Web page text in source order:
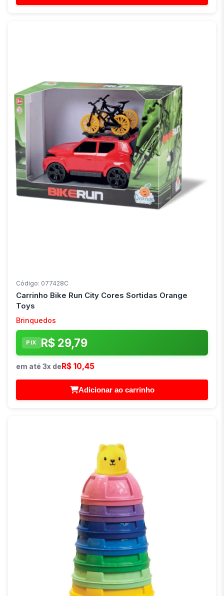
Código: 077428C
Carrinho Bike Run City Cores Sortidas Orange
Toys
Brinquedos
PIX R$ 29,79
em até 3x de R$ 10,45
Adicionar ao carrinho